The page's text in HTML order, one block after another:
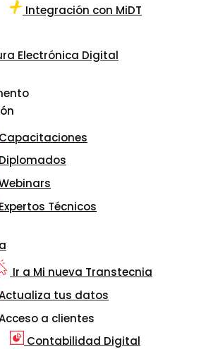
Integración con MiDT
Electrónica Digital
Capacitaciones
Diplomados
Expertos Técnicos
Ir a Mi nueva Transtecnia
tus datos
a clientes
Contabilidad Digital